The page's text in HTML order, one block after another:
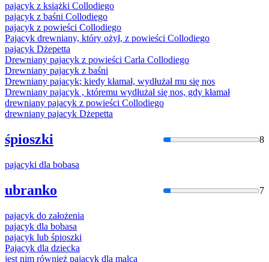
pajacyk z książki Collodiego
pajacyk z baśni Collodiego
pajacyk z powieści Collodiego
Pajacyk drewniany, który ożył, z powieści Collodiego
pajacyk Dżepetta
Drewniany pajacyk z powieści Carla Collodiego
Drewniany pajacyk z baśni
Drewniany pajacyk; kiedy kłamał, wydłużał mu się nos
Drewniany pajacyk , któremu wydłużał się nos, gdy kłamał
drewniany pajacyk z powieści Collodiego
drewniany pajacyk Dżepetta
śpioszki 8
pajacyki dla bobasa
ubranko 7
pajacyk do założenia
pajacyk dla bobasa
pajacyk lub śpioszki
Pajacyk dla dziecka
jest nim również pajacyk dla malca